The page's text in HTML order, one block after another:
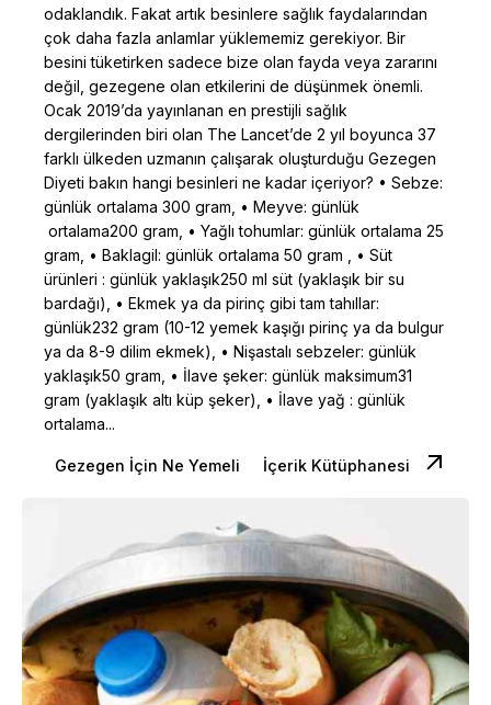
odaklandık. Fakat artık besinlere sağlık faydalarından
çok daha fazla anlamlar yüklememiz gerekiyor. Bir
besini tüketirken sadece bize olan fayda veya zararını
değil, gezegene olan etkilerini de düşünmek önemli.
Ocak 2019’da yayınlanan en prestijli sağlık
dergilerinden biri olan The Lancet’de 2 yıl boyunca 37
farklı ülkeden uzmanın çalışarak oluşturduğu Gezegen
Diyeti bakın hangi besinleri ne kadar içeriyor? • Sebze:
günlük ortalama 300 gram, • Meyve: günlük
ortalama200 gram, • Yağlı tohumlar: günlük ortalama 25
gram, • Baklagil: günlük ortalama 50 gram , • Süt
ürünleri : günlük yaklaşık250 ml süt (yaklaşık bir su
bardağı), • Ekmek ya da pirinç gibi tam tahıllar:
günlük232 gram (10-12 yemek kaşığı pirinç ya da bulgur
ya da 8-9 dilim ekmek), • Nişastalı sebzeler: günlük
yaklaşık50 gram, • İlave şeker: günlük maksimum31
gram (yaklaşık altı küp şeker), • İlave yağ : günlük
ortalama...
Gezegen İçin Ne Yemeli İçerik Kütüphanesi
Dilara Koçak